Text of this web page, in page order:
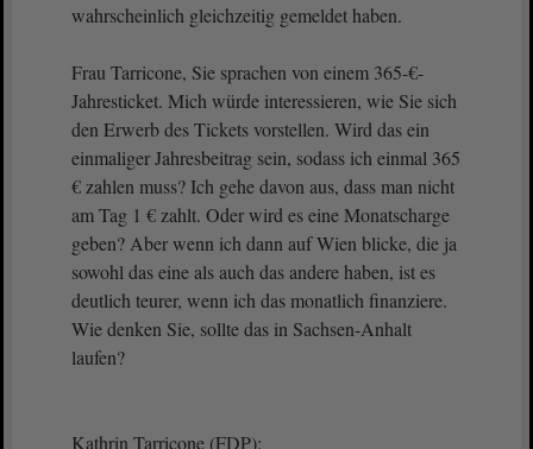
wahrscheinlich gleichzeitig gemeldet haben.
Frau Tarricone, Sie sprachen von einem 365-€-
Jahresticket. Mich würde interessieren, wie Sie sich
den Erwerb des Tickets vorstellen. Wird das ein
einmaliger Jahresbeitrag sein, sodass ich einmal 365
€ zahlen muss? Ich gehe davon aus, dass man nicht
am Tag 1 € zahlt. Oder wird es eine Monatscharge
geben? Aber wenn ich dann auf Wien blicke, die ja
sowohl das eine als auch das andere haben, ist es
deutlich teurer, wenn ich das monatlich finanziere.
Wie denken Sie, sollte das in Sachsen-Anhalt
laufen?
Kathrin Tarricone (FDP):